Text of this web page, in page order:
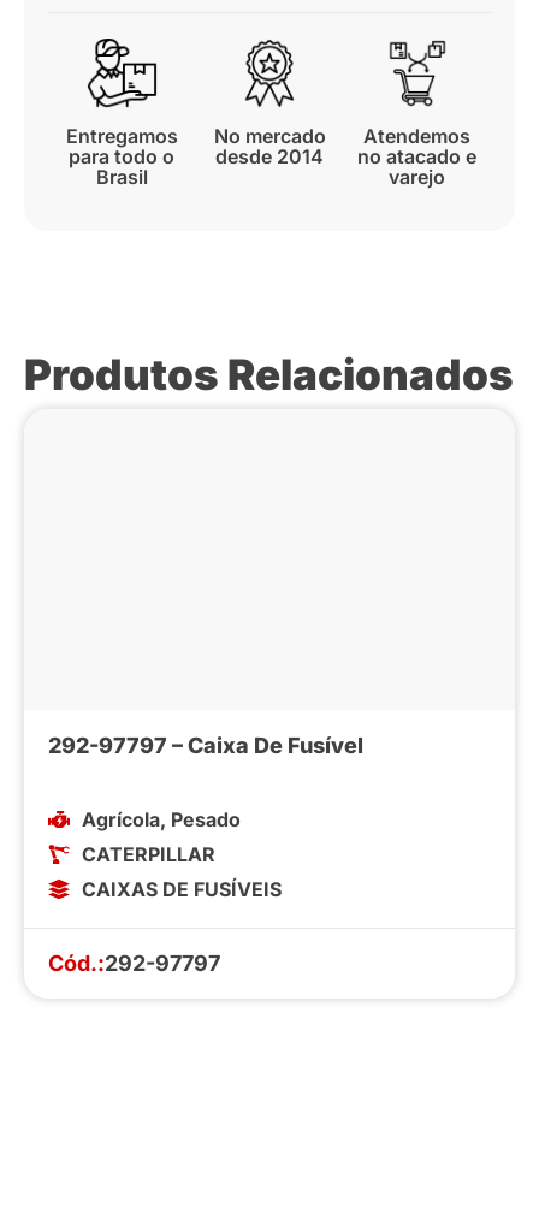
Entregamos
para todo o
Brasil
No mercado
desde 2014
Atendemos
no atacado e
varejo
Produtos Relacionados
292-97797 – Caixa De Fusível
Agrícola, Pesado
CATERPILLAR
CAIXAS DE FUSÍVEIS
Cód.:292-97797